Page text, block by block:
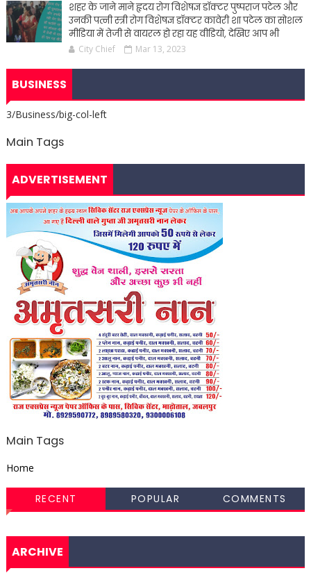
शहर के जाने माने हृदय रोग विशेषज्ञ डॉक्टर पुष्पराज पटेल और
उनकी पत्नी स्त्री रोग विशेषज्ञ डॉक्टर कावेरी शा पटेल का सोशल
मीडिया में तेजी से वायरल हो रहा यह वीडियो, देखिए आप भी
City Chief Mar 13, 2023
BUSINESS
3/Business/big-col-left
Main Tags
ADVERTISEMENT
Main Tags
Home
RECENT POPULAR COMMENTS
ARCHIVE